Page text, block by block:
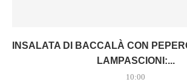
INSALATA DI BACCALÀ CON
LAMPASCIONI:...
10:00